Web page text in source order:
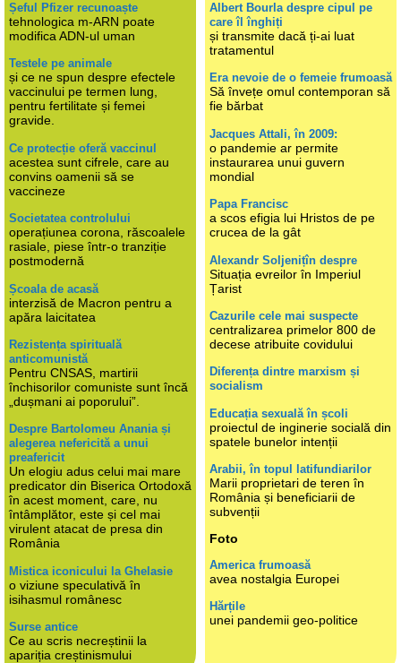
Șeful Pfizer recunoaște
tehnologica m-ARN poate
modifica ADN-ul uman
Testele pe animale
și ce ne spun despre efectele
vaccinului pe termen lung,
pentru fertilitate și femei
gravide.
Ce protecție oferă vaccinul
acestea sunt cifrele, care au
convins oamenii să se
vaccineze
Societatea controlului
operațiunea corona, răscoalele
rasiale, piese într-o tranziție
postmodernă
Școala de acasă
interzisă de Macron pentru a
apăra laicitatea
Rezistența spirituală
anticomunistă
Pentru CNSAS, martirii
închisorilor comuniste sunt încă
„dușmani ai poporului”.
Despre Bartolomeu Anania și
alegerea nefericită a unui
preafericit
Un elogiu adus celui mai mare
predicator din Biserica Ortodoxă
în acest moment, care, nu
întâmplător, este și cel mai
virulent atacat de presa din
România
Mistica iconicului la Ghelasie
o viziune speculativă în
isihasmul românesc
Surse antice
Ce au scris necreștinii la
apariția creștinismului
Albert Bourla despre cipul pe
care îl înghiți
și transmite dacă ți-ai luat
tratamentul
Era nevoie de o femeie frumoasă
Să învețe omul contemporan să
fie bărbat
Jacques Attali, în 2009:
o pandemie ar permite
instaurarea unui guvern
mondial
Papa Francisc
a scos efigia lui Hristos de pe
crucea de la gât
Alexandr Soljenițîn despre
Situația evreilor în Imperiul
Țarist
Cazurile cele mai suspecte
centralizarea primelor 800 de
decese atribuite covidului
Diferența dintre marxism și
socialism
Educația sexuală în școli
proiectul de inginerie socială din
spatele bunelor intenții
Arabii, în topul latifundiarilor
Marii proprietari de teren în
România și beneficiarii de
subvenții
Foto
America frumoasă
avea nostalgia Europei
Hărțile
unei pandemii geo-politice